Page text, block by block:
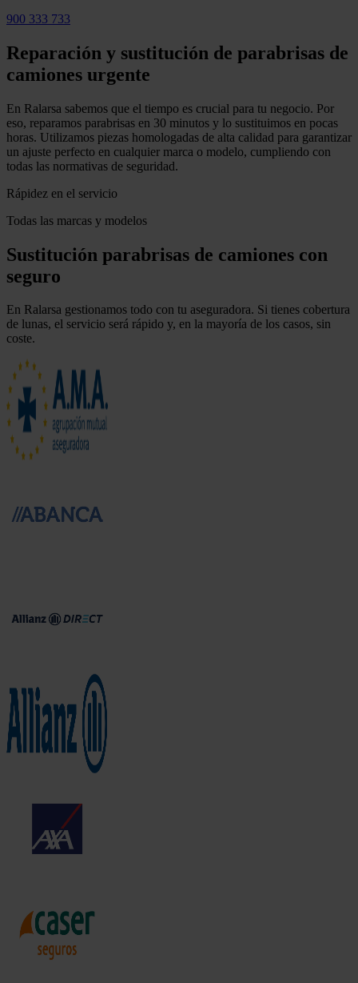
900 333 733
Reparación y sustitución de parabrisas de
camiones urgente
En Ralarsa sabemos que el tiempo es crucial para tu negocio. Por
eso, reparamos parabrisas en 30 minutos y lo sustituimos en pocas
horas. Utilizamos piezas homologadas de alta calidad para garantizar
un ajuste perfecto en cualquier marca o modelo, cumpliendo con
todas las normativas de seguridad.
Rápidez en el servicio
Todas las marcas y modelos
Sustitución parabrisas de camiones con
seguro
En Ralarsa gestionamos todo con tu aseguradora. Si tienes cobertura
de lunas, el servicio será rápido y, en la mayoría de los casos, sin
coste.